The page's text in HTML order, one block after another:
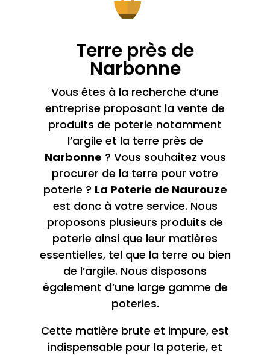
Terre près de
Narbonne
Vous êtes à la recherche d’une
entreprise proposant la vente de
produits de poterie notamment
l’argile et la terre près de
Narbonne ? Vous souhaitez vous
procurer de la terre pour votre
poterie ? La Poterie de Naurouze
est donc à votre service. Nous
proposons plusieurs produits de
poterie ainsi que leur matières
essentielles, tel que la terre ou bien
de l’argile. Nous disposons
également d’une large gamme de
poteries.
Cette matière brute et impure, est
indispensable pour la poterie, et